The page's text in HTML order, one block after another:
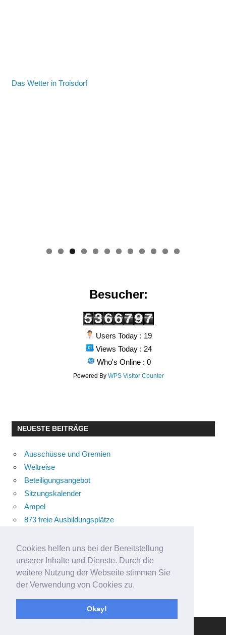
Cookies helfen uns bei der Bereitstellung
unserer Inhalte und Dienste. Durch die
weitere Nutzung der Webseite stimmen Sie
der Verwendung von Cookies zu.
Okay!
Das Wetter in Troisdorf
0 1 2
Besucher:
Users Today : 19
Views Today : 24
Who's Online : 0
Powered ByWPS Visitor Counter
NEUESTE BEITRÄGE
Ausschüsse und Gremien
Weltreise
Beteiligungsangebot
Sitzungskalender
Ampel
873 freie Ausbildungsplätze
Aktuelle Verkehrsmeldungen
Terracliff
Wärmeplanung
Demokratie-Tag 2026
Neuer Jahrgang